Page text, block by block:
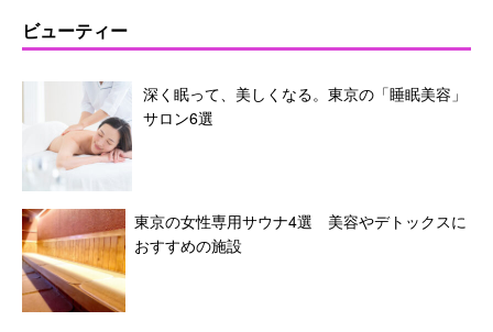
ビューティー
深く眠って、美しくなる。東京の「睡眠美容」
サロン6選
東京の女性専用サウナ4選 美容やデトックスに
おすすめの施設